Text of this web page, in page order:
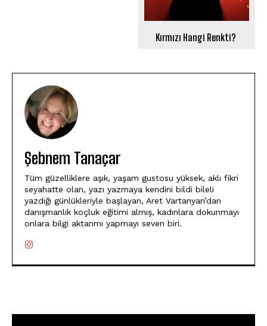
Kırmızı Hangi Renkti?
Şebnem Tanaçar
Tüm güzelliklere aşık, yaşam gustosu yüksek, aklı fikri
seyahatte olan, yazı yazmaya kendini bildi bileli
yazdığı günlükleriyle başlayan, Aret Vartanyan’dan
danışmanlık koçluk eğitimi almış, kadınlara dokunmayı
onlara bilgi aktarımı yapmayı seven biri.